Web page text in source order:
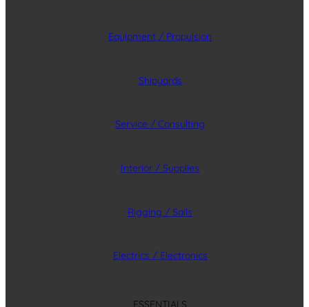
Equipment / Propulsion
Shipyards
Service / Consulting
Interior / Supplies
Rigging / Sails
Electrics / Electronics
ESSENTIALS